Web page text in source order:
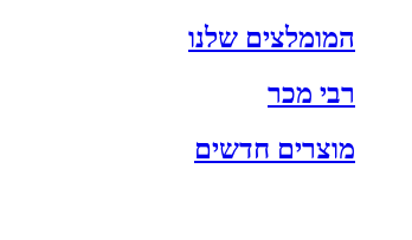
המומלצים שלנו
רבי מכר
מוצרים חדשים